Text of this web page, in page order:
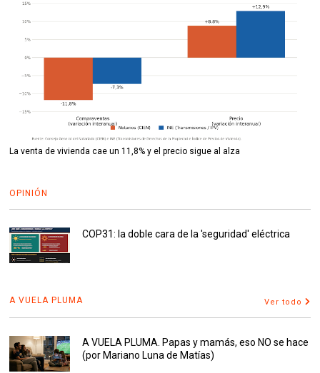
La venta de vivienda cae un 11,8% y el precio sigue al alza
OPINIÓN
COP31: la doble cara de la 'seguridad' eléctrica
A VUELA PLUMA Ver todo
A VUELA PLUMA. Papas y mamás, eso NO se hace
(por Mariano Luna de Matías)